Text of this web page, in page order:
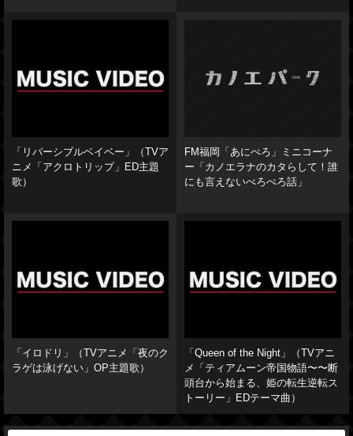
「リバーシブルベイベー」（TVア
ニメ「アクロトリップ」ED主題
歌）
FM福岡「あにぺろ」ミニコーナ
ー「カノエラナのカタらして！誰
にも言えないぺろぺろ話」
「イロドリ」（TVアニメ「夜のク
ラゲは泳げない」OP主題歌）
「Queen of the Night」（TVアニ
メ「ティアムーン帝国物語〜〜断
頭台から始まる、姫の転生逆転ス
トーリー」EDテーマ曲）